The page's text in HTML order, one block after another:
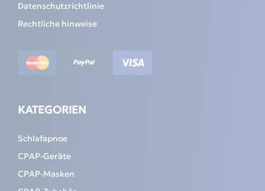
Datenschutzrichtlinie
Rechtliche hinweise
KATEGORIEN
Schlafapnoe
CPAP-Geräte
CPAP-Masken